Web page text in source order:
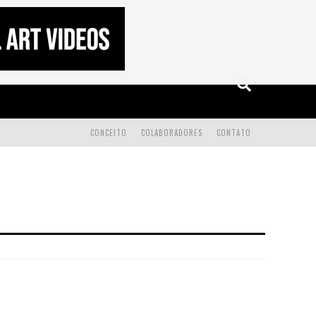
CONTATO
COLABORADORES
CONCEITO